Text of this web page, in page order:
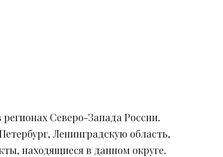
Северо-Запада России.
Ленинградскую область,
находящиеся в данном округе.